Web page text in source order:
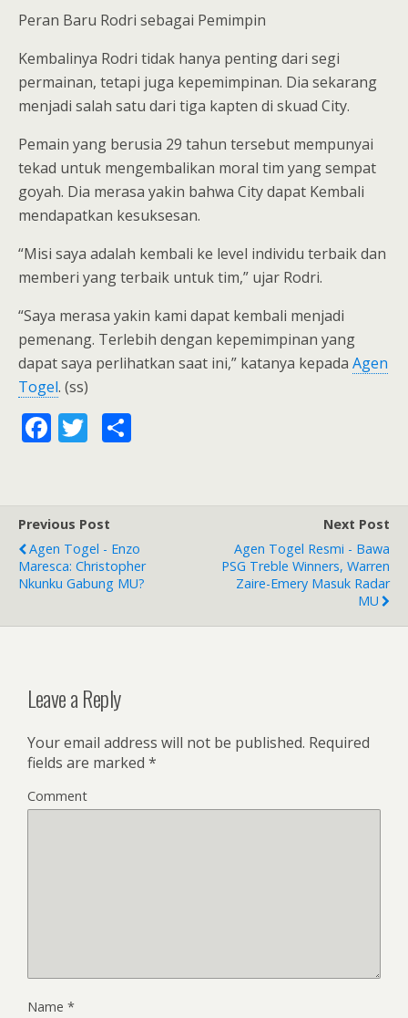
Peran Baru Rodri sebagai Pemimpin
Kembalinya Rodri tidak hanya penting dari segi
permainan, tetapi juga kepemimpinan. Dia sekarang
menjadi salah satu dari tiga kapten di skuad City.
Pemain yang berusia 29 tahun tersebut mempunyai
tekad untuk mengembalikan moral tim yang sempat
goyah. Dia merasa yakin bahwa City dapat Kembali
mendapatkan kesuksesan.
“Misi saya adalah kembali ke level individu terbaik dan
memberi yang terbaik untuk tim,” ujar Rodri.
“Saya merasa yakin kami dapat kembali menjadi
pemenang. Terlebih dengan kepemimpinan yang
dapat saya perlihatkan saat ini,” katanya kepada Agen
Togel. (ss)
F
b
o
o
T
er
Previous Post
Agen Togel - Enzo
Maresca: Christopher
Nkunku Gabung MU?
Next Post
Agen Togel Resmi - Bawa
PSG Treble Winners, Warren
Zaire-Emery Masuk Radar
MU
Leave a Reply
Your email address will not be published. Required
fields are marked *
Comment
Name *